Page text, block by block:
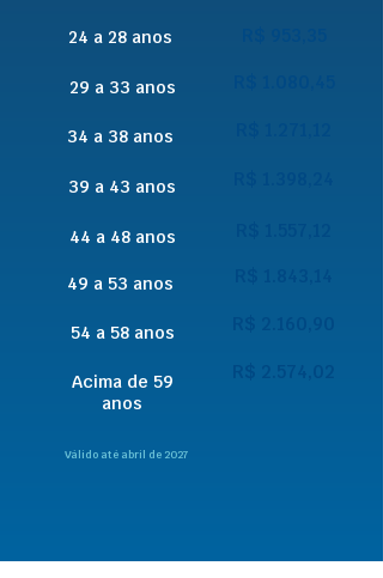
24 a 28 anos
29 a 33 anos
34 a 38 anos
39 a 43 anos
44 a 48 anos
49 a 53 anos
54 a 58 anos
Acima de 59
anos
Válido até abril de 2027